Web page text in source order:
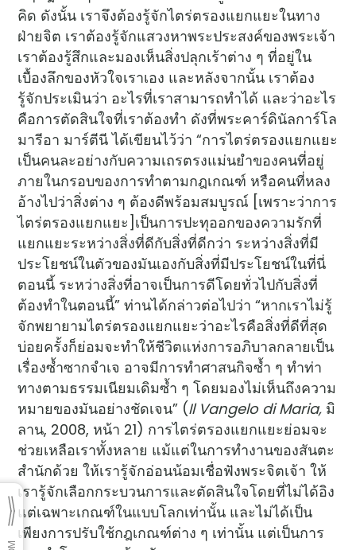
คิด ดังนั้น เราจึงต้องรู้จักไตร่ตรองแยกแยะในทาง
ฝ่ายจิต เราต้องรู้จักแสวงหาพระประสงค์ของพระเจ้า
เราต้องรู้สึกและมองเห็นสิ่งปลุกเร้าต่าง ๆ ที่อยู่ใน
เบื้องลึกของหัวใจเราเอง และหลังจากนั้น เราต้อง
รู้จักประเมินว่า อะไรที่เราสามารถทำได้ และว่าอะไร
คือการตัดสินใจที่เราต้องทำ ดังที่พระคาร์ดินัลการ์โล
มารีอา มาร์ตีนี ได้เขียนไว้ว่า “การไตร่ตรองแยกแยะ
เป็นคนละอย่างกับความเถรตรงแม่นยำของคนที่อยู่
ภายในกรอบของการทำตามกฎเกณฑ์ หรือคนที่หลง
อ้างไปว่าสิ่งต่าง ๆ ต้องดีพร้อมสมบูรณ์ [เพราะว่าการ
ไตร่ตรองแยกแยะ]เป็นการปะทุออกของความรักที่
แยกแยะระหว่างสิ่งที่ดีกับสิ่งที่ดีกว่า ระหว่างสิ่งที่มี
ประโยชน์ในตัวของมันเองกับสิ่งที่มีประโยชน์ในที่นี่
ตอนนี้ ระหว่างสิ่งที่อาจเป็นการดีโดยทั่วไปกับสิ่งที่
ต้องทำในตอนนี้” ท่านได้กล่าวต่อไปว่า “หากเราไม่รู้
จักพยายามไตร่ตรองแยกแยะว่าอะไรคือสิ่งที่ดีที่สุด
บ่อยครั้งก็ย่อมจะทำให้ชีวิตแห่งการอภิบาลกลายเป็น
เรื่องซ้ำซากจำเจ อาจมีการทำศาสนกิจซ้ำ ๆ ทำท่า
ทางตามธรรมเนียมเดิมซ้ำ ๆ โดยมองไม่เห็นถึงความ
หมายของมันอย่างชัดเจน” (Il Vangelo di Maria, มิ
ลาน, 2008, หน้า 21) การไตร่ตรองแยกแยะย่อมจะ
ช่วยเหลือเราทั้งหลาย แม้แต่ในการทำงานของสันตะ
สำนักด้วย ให้เรารู้จักอ่อนน้อมเชื่อฟังพระจิตเจ้า ให้
เรารู้จักเลือกกระบวนการและตัดสินใจโดยที่ไม่ได้อิง
แต่เฉพาะเกณฑ์ในแบบโลกเท่านั้น และไม่ได้เป็น
เพียงการปรับใช้กฎเกณฑ์ต่าง ๆ เท่านั้น แต่เป็นการ